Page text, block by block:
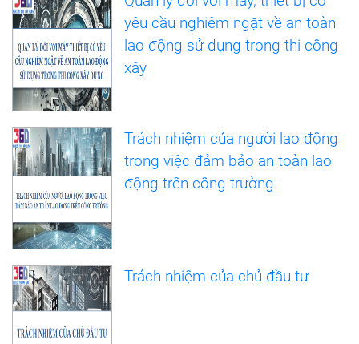
yêu cầu nghiêm ngặt về an toàn
lao động sử dụng trong thi công
xây
Trách nhiệm của người lao động
trong việc đảm bảo an toàn lao
động trên công trường
Trách nhiệm của chủ đầu tư